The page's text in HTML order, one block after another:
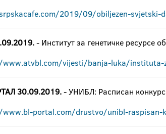
2019/09/obiljezen-svjetski-
- Институт за генетичке ресурсе
vijesti/banja-luka/instituta-
30.09.2019.- УНИБЛ: Расписан
portal.com/drustvo/unibl-raspisan-